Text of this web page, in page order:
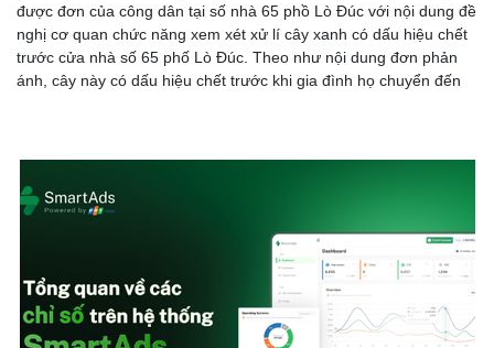
được đơn của công dân tại số nhà 65 phồ Lò Đúc với nội dung đề
nghị cơ quan chức năng xem xét xử lí cây xanh có dấu hiệu chết
trước cửa nhà số 65 phố Lò Đúc. Theo như nội dung đơn phản
ánh, cây này có dấu hiệu chết trước khi gia đình họ chuyển đến